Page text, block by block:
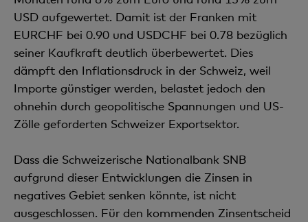
USD aufgewertet. Damit ist der Franken mit
EURCHF bei 0.90 und USDCHF bei 0.78 bezüglich
seiner Kaufkraft deutlich überbewertet. Dies
dämpft den Inflationsdruck in der Schweiz, weil
Importe günstiger werden, belastet jedoch den
ohnehin durch geopolitische Spannungen und US-
Zölle geforderten Schweizer Exportsektor.
Dass die Schweizerische Nationalbank SNB
aufgrund dieser Entwicklungen die Zinsen in
negatives Gebiet senken könnte, ist nicht
ausgeschlossen. Für den kommenden Zinsentscheid